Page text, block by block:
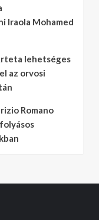
Iraola Mohamed
lehetséges
az orvosi
Romano